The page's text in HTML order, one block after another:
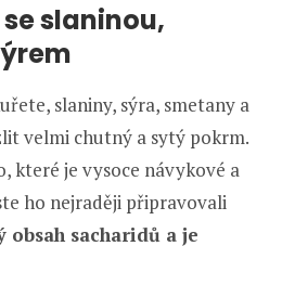
slaninou,
slaniny, sýra, smetany a
velmi chutný a sytý pokrm.
které je vysoce návykové a
ho nejraději připravovali
obsah sacharidů a je